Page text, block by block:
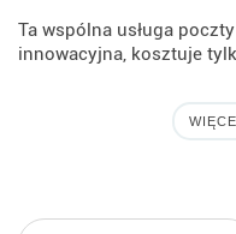
Ta wspólna usługa
innowacyjna, kosztuje